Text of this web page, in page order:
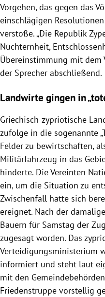
Vorgehen, das gegen das
einschlägigen
verstoße. „Die Republik
Nüchternheit,
Übereinstimmung mit dem
der Sprecher abschließend.
Landwirte gingen in
Griechisch-zypriotische
zufolge in die sogenannte
Felder zu bewirtschaften,
Militärfahrzeug in das
hinderte. Die Vereinten
ein, um die Situation zu
Zwischenfall hatte sich
ereignet. Nach der
Bauern für Samstag der
zugesagt worden. Das
Verteidigungsministerium
informiert und steht laut
mit den
Friedenstruppe vorstellig